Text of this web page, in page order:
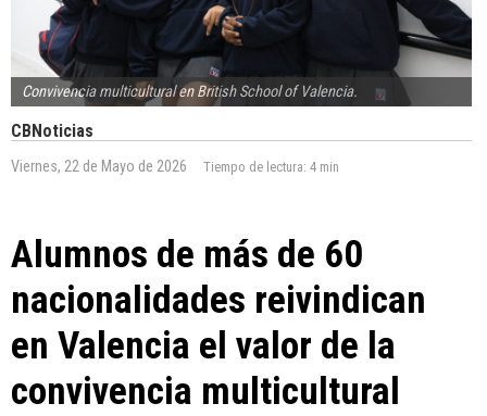
Convivencia multicultural en British School of Valencia.
CBNoticias
Viernes, 22 de Mayo de 2026 Tiempo de lectura: 4 min
Alumnos de más de 60
nacionalidades reivindican
en Valencia el valor de la
convivencia multicultural